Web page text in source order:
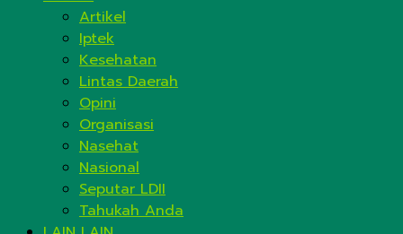
Artikel
Iptek
Kesehatan
Lintas Daerah
Opini
Organisasi
Nasehat
Nasional
Seputar LDII
Tahukah Anda